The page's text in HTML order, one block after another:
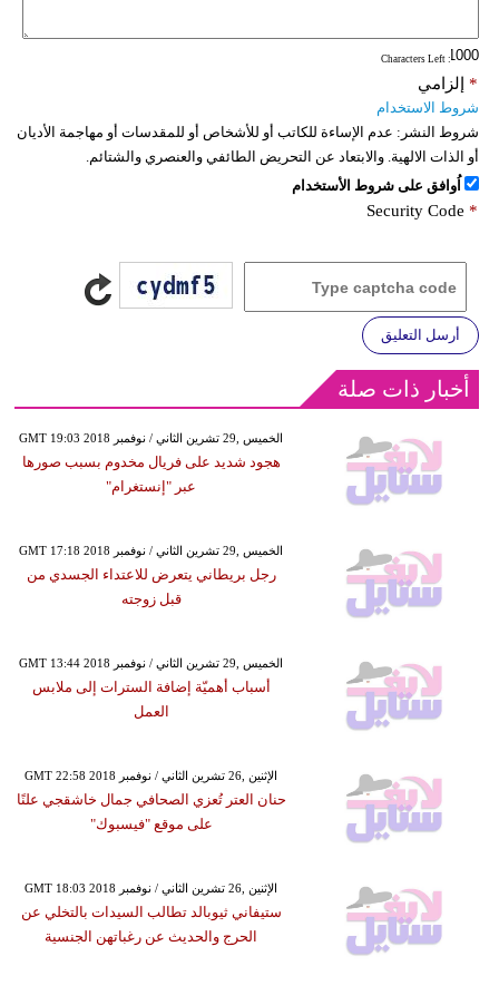
: Characters Left
إلزامي *
شروط الاستخدام
شروط النشر: عدم الإساءة للكاتب أو للأشخاص أو للمقدسات أو مهاجمة الأديان
أو الذات الالهية. والابتعاد عن التحريض الطائفي والعنصري والشتائم.
اُوافق على شروط الأستخدام
Security Code *
أرسل التعليق
أخبار ذات صلة
GMT 19:03 2018 الخميس ,29 تشرين الثاني / نوفمبر
هجود شديد على فريال مخدوم بسبب صورها
عبر "إنستغرام"
GMT 17:18 2018 الخميس ,29 تشرين الثاني / نوفمبر
رجل بريطاني يتعرض للاعتداء الجسدي من
قبل زوجته
GMT 13:44 2018 الخميس ,29 تشرين الثاني / نوفمبر
أسباب أهميّة إضافة السترات إلى ملابس
العمل
GMT 22:58 2018 الإثنين ,26 تشرين الثاني / نوفمبر
حنان العتر تُعزي الصحافي جمال خاشقجي علنًا
على موقع "فيسبوك"
GMT 18:03 2018 الإثنين ,26 تشرين الثاني / نوفمبر
ستيفاني ثيوبالد تطالب السيدات بالتخلي عن
الحرج والحديث عن رغباتهن الجنسية